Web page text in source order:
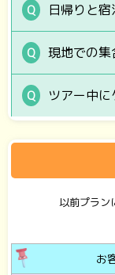
日帰りと
現地での集
ツアー中
以前プラン
お